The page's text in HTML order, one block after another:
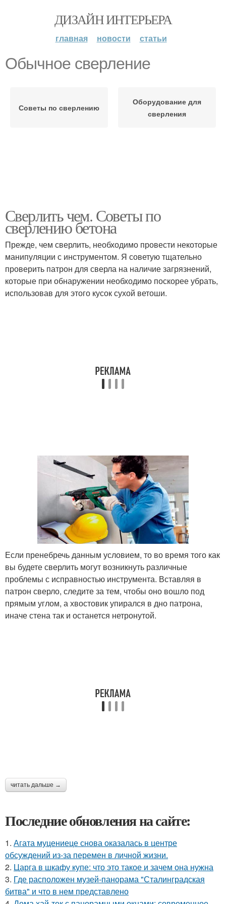
ДИЗАЙН ИНТЕРЬЕРА
главная новости статьи
Обычное сверление
Советы по сверлению
Оборудование для
сверления
Сверлить чем. Советы по
сверлению бетона
Прежде, чем сверлить, необходимо провести некоторые
манипуляции с инструментом. Я советую тщательно
проверить патрон для сверла на наличие загрязнений,
которые при обнаружении необходимо поскорее убрать,
использовав для этого кусок сухой ветоши.
Если пренебречь данным условием, то во время того как
вы будете сверлить могут возникнуть различные
проблемы с исправностью инструмента. Вставляя в
патрон сверло, следите за тем, чтобы оно вошло под
прямым углом, а хвостовик упирался в дно патрона,
иначе стена так и останется нетронутой.
читать дальше →
Последние обновления на сайте:
1. Агата муцениеце снова оказалась в центре
обсуждений из-за перемен в личной жизни.
2. Царга в шкафу купе: что это такое и зачем она нужна
3. Где расположен музей-панорама "Сталинградская
битва" и что в нем представлено